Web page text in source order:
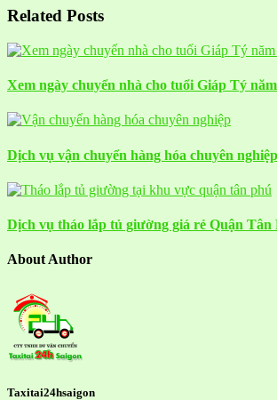
Related Posts
Xem ngày chuyển nhà cho tuổi Giáp Tý
Dịch vụ vận chuyển hàng hóa chuyên
Dịch vụ tháo lắp tủ giường giá rẻ Quận Tân
About Author
Taxitai24hsaigon